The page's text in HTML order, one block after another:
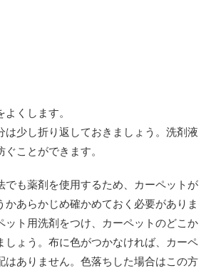
くします。
は少し折り返しておきましょう。洗剤液
ことができます。
でも薬剤を使用するため、カーペットが
かあらかじめ確かめておく必要がありま
ット用洗剤をつけ、カーペットのどこか
しょう。布に色がつかなければ、カーペ
はありません。色落ちした場合はこの方